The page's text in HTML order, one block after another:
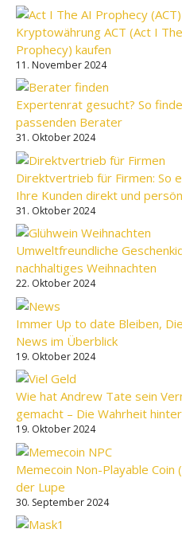
Kryptowährung ACT (Act I
Prophecy) kaufen
11. November 2024
Expertenrat gesucht? So
passenden Berater
31. Oktober 2024
Direktvertrieb für Firmen: So
Ihre Kunden direkt und
31. Oktober 2024
Umweltfreundliche
nachhaltiges Weihnachten
22. Oktober 2024
Immer Up to date Bleiben,
News im Überblick
19. Oktober 2024
Wie hat Andrew Tate sein
gemacht – Die Wahrheit
19. Oktober 2024
Memecoin Non-Playable Coin
der Lupe
30. September 2024